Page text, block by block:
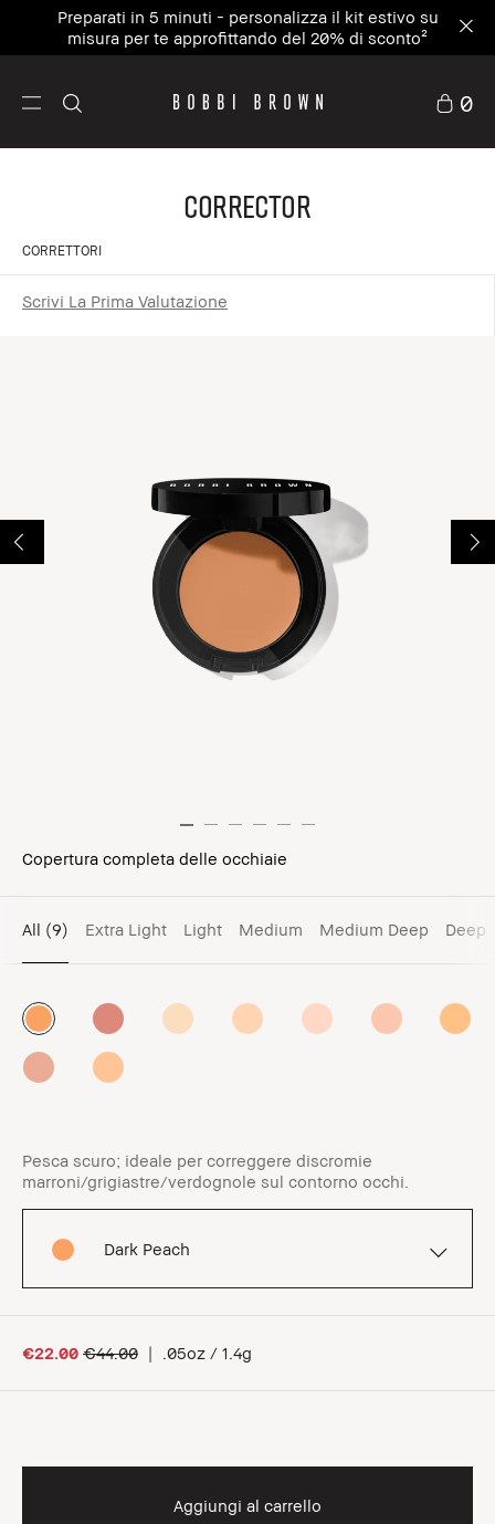
Preparati in 5 minuti - personalizza il kit estivo su
misura per te approfittando del 20% di sconto²
0
Corrector
CORRETTORI
Scrivi La Prima Valutazione
Copertura completa delle occhiaie
All (9) Extra Light Light Medium Medium Deep Deep
Pesca scuro; ideale per correggere discromie
marroni/grigiastre/verdognole sul contorno occhi.
Dark Peach
€22.00 €44.00 | .05oz / 1.4g
Aggiungi al carrello